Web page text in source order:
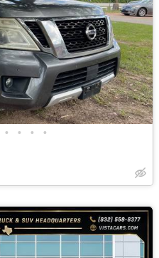
• • • •